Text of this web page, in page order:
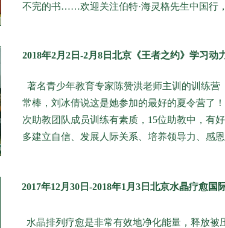
不完的书……欢迎关注伯特·海灵格先生中国行
2018年2月2日-2月8日北京《王者之约》学习动
著名青少年教育专家陈赞洪老师主训的训练
常棒，刘冰倩说这是她参加的最好的夏令营了
次助教团队成员训练有素质，15位助教中，有
多建立自信、发展人际关系、培养领导力、感
2017年12月30日-2018年1月3日北京水晶疗愈国
水晶排列疗愈是非常有效地净化能量，释放